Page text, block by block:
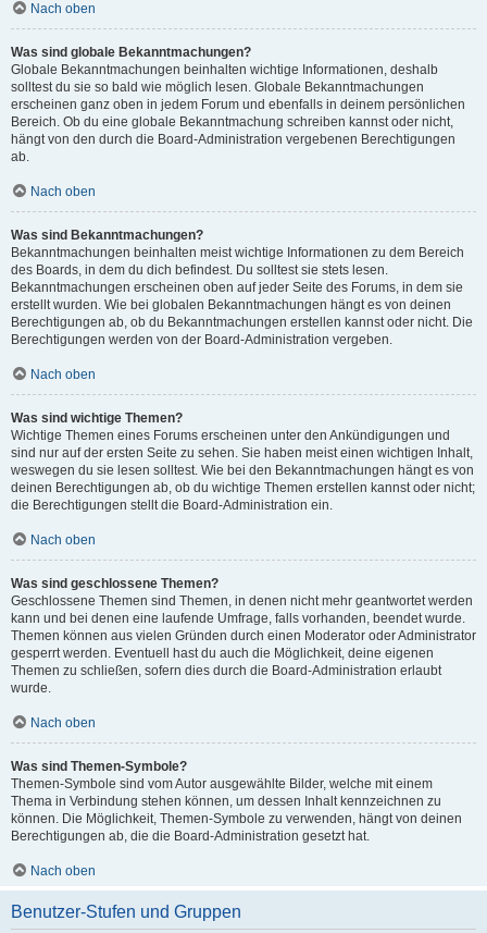
Nach oben
Was sind globale Bekanntmachungen?
Globale Bekanntmachungen beinhalten wichtige Informationen, deshalb
solltest du sie so bald wie möglich lesen. Globale Bekanntmachungen
erscheinen ganz oben in jedem Forum und ebenfalls in deinem persönlichen
Bereich. Ob du eine globale Bekanntmachung schreiben kannst oder nicht,
hängt von den durch die Board-Administration vergebenen Berechtigungen
ab.
Nach oben
Was sind Bekanntmachungen?
Bekanntmachungen beinhalten meist wichtige Informationen zu dem Bereich
des Boards, in dem du dich befindest. Du solltest sie stets lesen.
Bekanntmachungen erscheinen oben auf jeder Seite des Forums, in dem sie
erstellt wurden. Wie bei globalen Bekanntmachungen hängt es von deinen
Berechtigungen ab, ob du Bekanntmachungen erstellen kannst oder nicht. Die
Berechtigungen werden von der Board-Administration vergeben.
Nach oben
Was sind wichtige Themen?
Wichtige Themen eines Forums erscheinen unter den Ankündigungen und
sind nur auf der ersten Seite zu sehen. Sie haben meist einen wichtigen Inhalt,
weswegen du sie lesen solltest. Wie bei den Bekanntmachungen hängt es von
deinen Berechtigungen ab, ob du wichtige Themen erstellen kannst oder nicht;
die Berechtigungen stellt die Board-Administration ein.
Nach oben
Was sind geschlossene Themen?
Geschlossene Themen sind Themen, in denen nicht mehr geantwortet werden
kann und bei denen eine laufende Umfrage, falls vorhanden, beendet wurde.
Themen können aus vielen Gründen durch einen Moderator oder Administrator
gesperrt werden. Eventuell hast du auch die Möglichkeit, deine eigenen
Themen zu schließen, sofern dies durch die Board-Administration erlaubt
wurde.
Nach oben
Was sind Themen-Symbole?
Themen-Symbole sind vom Autor ausgewählte Bilder, welche mit einem
Thema in Verbindung stehen können, um dessen Inhalt kennzeichnen zu
können. Die Möglichkeit, Themen-Symbole zu verwenden, hängt von deinen
Berechtigungen ab, die die Board-Administration gesetzt hat.
Nach oben
Benutzer-Stufen und Gruppen